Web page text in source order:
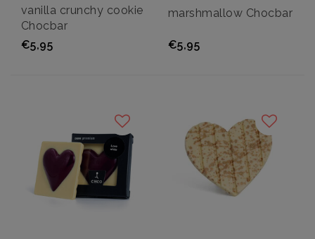
vanilla crunchy cookie
Chocbar
€5,95
marshmallow Chocbar
€5,95